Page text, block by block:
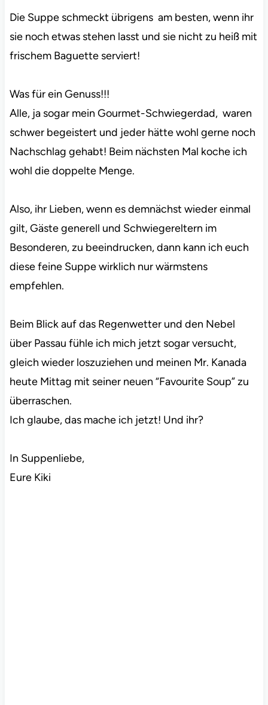
Die Suppe schmeckt übrigens am besten, wenn ihr
sie noch etwas stehen lasst und sie nicht zu heiß mit
frischem Baguette serviert!
Was für ein Genuss!!!
Alle, ja sogar mein Gourmet-Schwiegerdad, waren
schwer begeistert und jeder hätte wohl gerne noch
Nachschlag gehabt! Beim nächsten Mal koche ich
wohl die doppelte Menge.
Also, ihr Lieben, wenn es demnächst wieder einmal
gilt, Gäste generell und Schwiegereltern im
Besonderen, zu beeindrucken, dann kann ich euch
diese feine Suppe wirklich nur wärmstens
empfehlen.
Beim Blick auf das Regenwetter und den Nebel
über Passau fühle ich mich jetzt sogar versucht,
gleich wieder loszuziehen und meinen Mr. Kanada
heute Mittag mit seiner neuen “Favourite Soup” zu
überraschen.
Ich glaube, das mache ich jetzt! Und ihr?
In Suppenliebe,
Eure Kiki